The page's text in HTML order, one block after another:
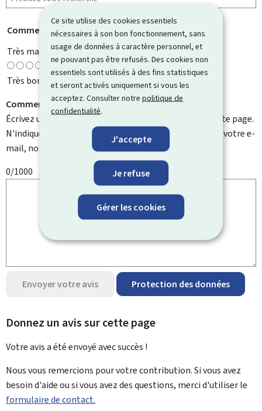
Ce site utilise des cookies essentiels
nécessaires à son bon fonctionnement, sans
usage de données à caractère personnel, et
ne pouvant pas être refusés. Des cookies non
essentiels sont utilisés à des fins statistiques
et seront activés uniquement si vous les
acceptez. Consulter notrepolitique de
confidentialité.
J'accepte
Je refuse
Gérer les cookies
Comment évaluez-vous cette page ? *
Très mauvaise
Très bonne
Comment pouvons-nous l'améliorer ?
Écrivez un commentaire et aidez-nous à améliorer cette page.
N'indiquez pas d'informations personnelles telles que votre e-
mail, nom, numéro de téléphone, etc.
0/1000
Envoyer votre avis Protection des données
Donnez un avis sur cette page
Votre avis a été envoyé avecsuccès !
Nous vous remercions pour votre contribution. Si vous avez
besoin d'aide ou si vous avez des questions, merci d'utiliser le
formulaire de contact.